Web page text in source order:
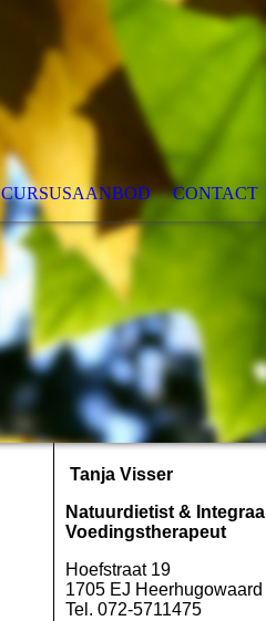
CURSUSAANBOD CONTACT
Tanja Visser
Natuurdietist & Integraal
Voedingstherapeut
Hoefstraat 19
1705 EJ Heerhugowaard
Tel. 072-5711475